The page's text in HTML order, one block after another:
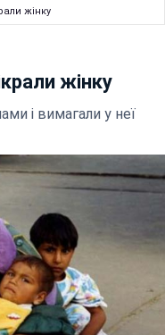
жінку
жінку
і вимагали у неї